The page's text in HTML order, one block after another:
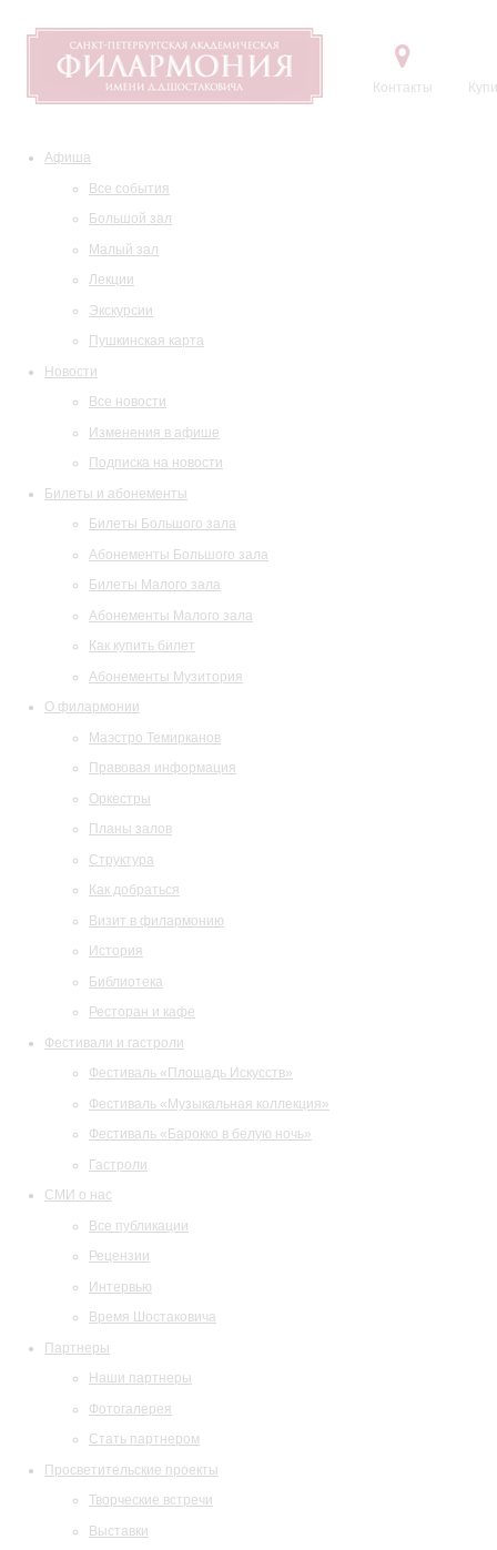
Контакты
Афиша
Все события
Большой зал
Малый зал
Лекции
Экскурсии
Пушкинская карта
Новости
Все новости
Изменения в афише
Подписка на новости
Билеты и абонементы
Билеты Большого зала
Абонементы Большого зала
Билеты Малого зала
Абонементы Малого зала
Как купить билет
Абонементы Музитория
О филармонии
Маэстро Темирканов
Правовая информация
Оркестры
Планы залов
Структура
Как добраться
Визит в филармонию
История
Библиотека
Ресторан и кафе
Фестивали и гастроли
Фестиваль «Площадь Искусств»
Фестиваль «Музыкальная коллекция»
Фестиваль «Барокко в белую ночь»
Гастроли
СМИ о нас
Все публикации
Рецензии
Интервью
Время Шостаковича
Партнеры
Наши партнеры
Фотогалерея
Стать партнером
Просветительские проекты
Творческие встречи
Выставки